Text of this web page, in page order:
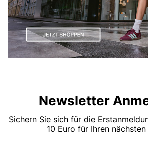
Newsletter
Sichern Sie sich für die
10 Euro für Ihren